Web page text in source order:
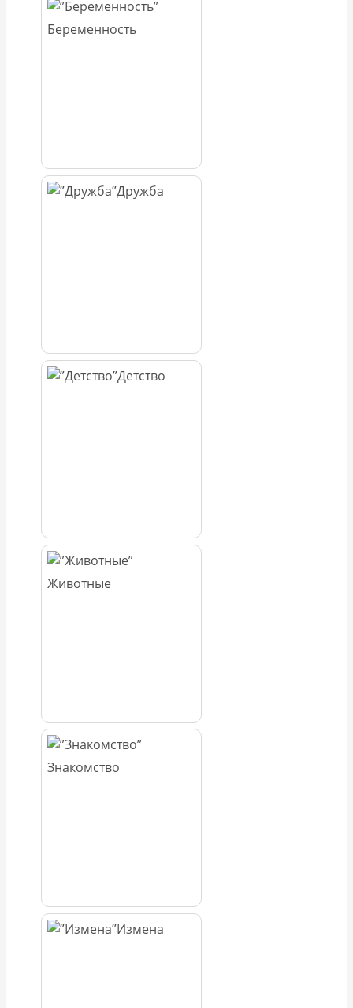
Беременность
Дружба
Детство
Животные
Знакомство
Измена